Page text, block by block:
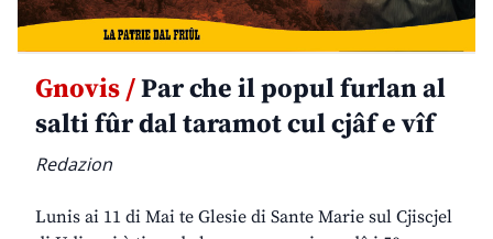
Gnovis /Par che il popul furlan al
salti fûr dal taramot cul cjâf e vîf
Redazion
Lunis ai 11 di Mai te Glesie di Sante Marie sul Cjiscjel